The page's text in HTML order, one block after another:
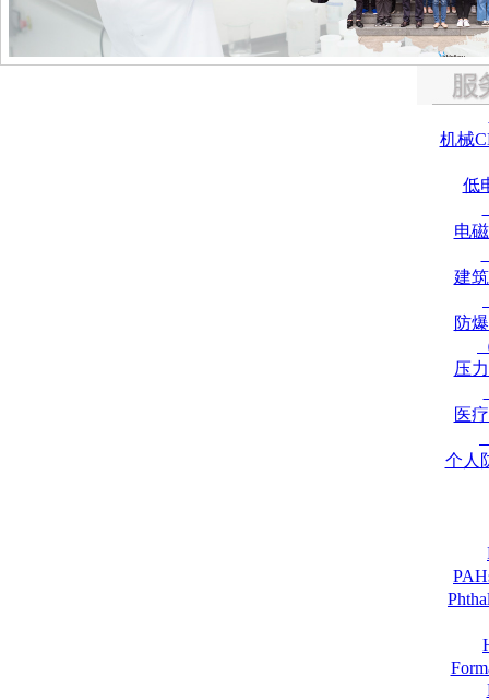
机械
低
电
建
防
压
医
个人